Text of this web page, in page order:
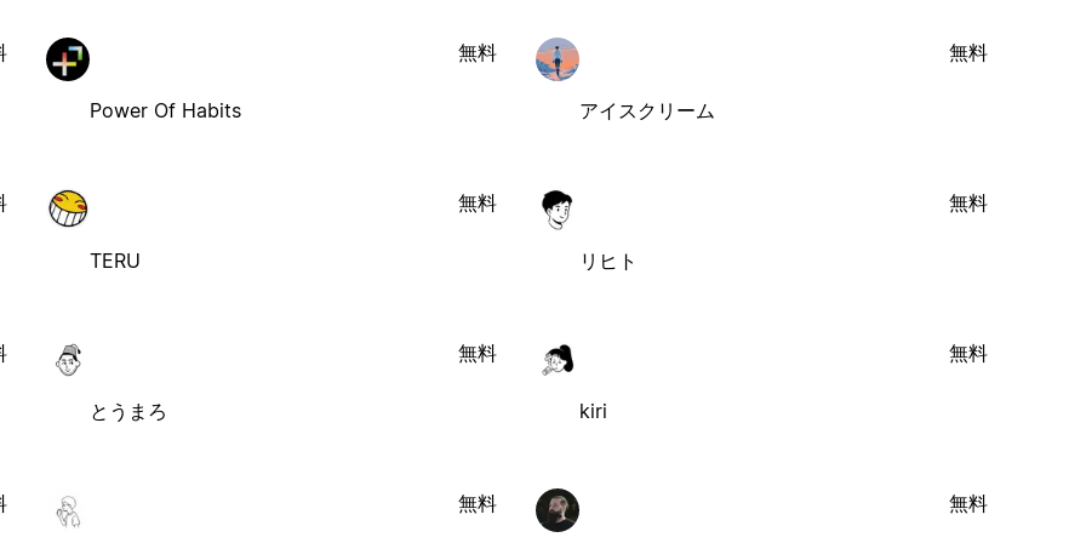
Power Of Habits
無料
アイスクリーム
無料
TERU
無料
リヒト
無料
とうまろ
無料
kiri
無料
無料 無料